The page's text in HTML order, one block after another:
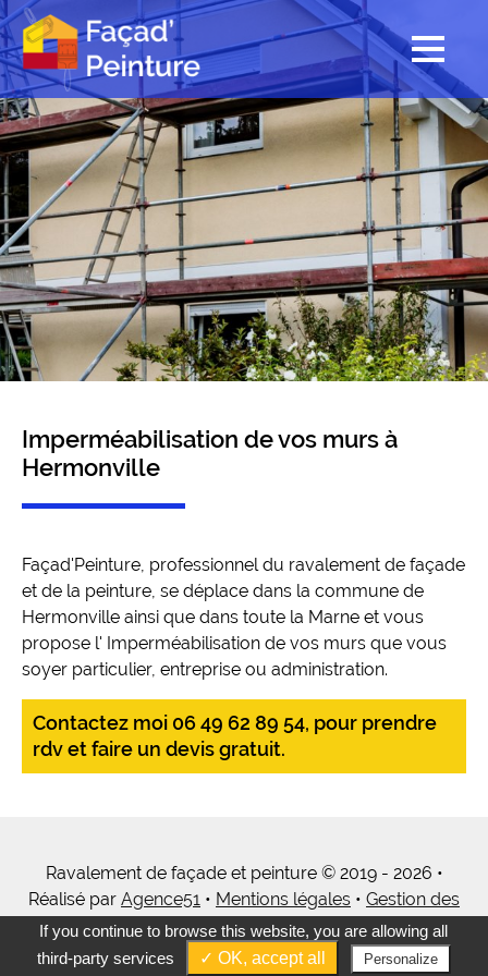
Imperméabilisation de vos murs à
Hermonville
Façad'Peinture, professionnel du ravalement de façade
et de la peinture, se déplace dans la commune de
Hermonville ainsi que dans toute la Marne et vous
propose l' Imperméabilisation de vos murs que vous
soyer particulier, entreprise ou administration.
Contactez moi 06 49 62 89 54, pour prendre
rdv et faire un devis gratuit.
Ravalement de façade et peinture © 2019 - 2026 •
Réalisé par Agence51 • Mentions légales • Gestion des
cookies•Tous mes services
If you continue to browse this website, you are allowing all
third-party services
✓ OK, accept all Personalize